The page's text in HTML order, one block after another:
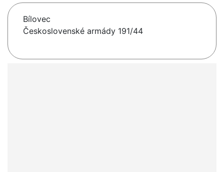
Bílovec
Československé armády 191/44